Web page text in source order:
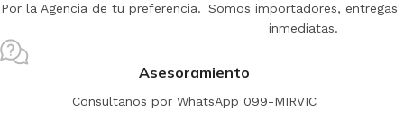
Por la Agencia de tu preferencia. Somos importadores, entregas
inmediatas.
Asesoramiento
Consultanos por WhatsApp 099-MIRVIC